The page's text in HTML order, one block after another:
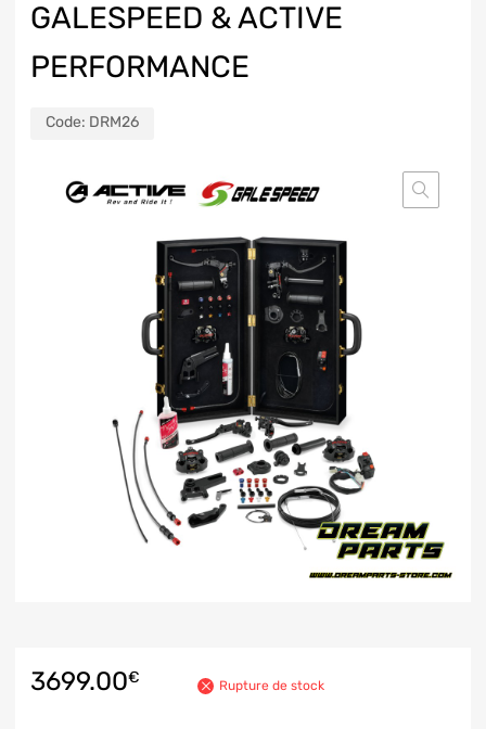
GALESPEED & ACTIVE
PERFORMANCE
Code: DRM26
3699.00€ Rupture de stock